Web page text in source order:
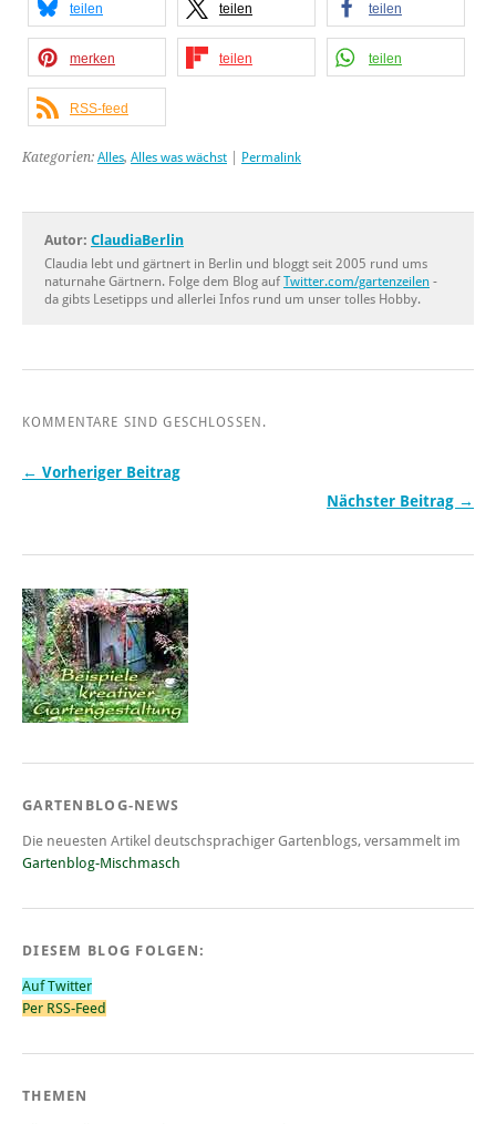
teilen teilen teilen
merken teilen teilen
RSS-feed
Kategorien: Alles, Alles was wächst Permalink
Autor: ClaudiaBerlin
Claudia lebt und gärtnert in Berlin und bloggt seit 2005 rund ums
naturnahe Gärtnern. Folge dem Blog aufTwitter.com/gartenzeilen -
da gibts Lesetipps und allerlei Infos rund um unser tolles Hobby.
KOMMENTARE SIND GESCHLOSSEN.
← Vorheriger Beitrag
Nächster Beitrag →
GARTENBLOG-NEWS
Die neuesten Artikel deutschsprachiger Gartenblogs, versammelt im
Gartenblog-Mischmasch
DIESEM BLOG FOLGEN:
Auf Twitter
Per RSS-Feed
THEMEN